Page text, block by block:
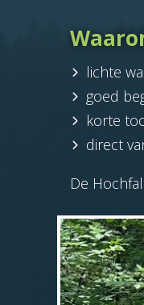
lichte
goed
korte
direct
De